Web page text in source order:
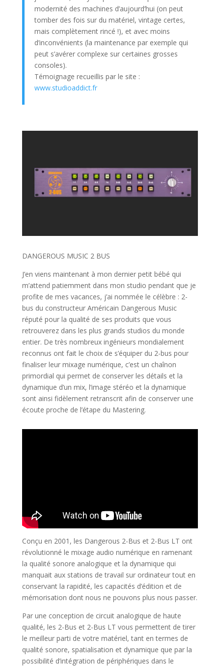
modernité des machines d’aujourd’hui (on peut
tomber des fois sur du matériel, vintage certes,
mais complètement rincé !), et avec moins
d’inconvénients (la maintenance par exemple qui
peut s’avérer complexe sur certaines grosses
consoles).
Témoignage recueillis par le site :
www.studioaddict.fr
DANGEROUS MUSIC 2 BUS
J’en viens maintenant à mon dernier petit bébé qui
m’attend patiemment dans mon studio pendant que je
profite de mes vacances, j’ai nommée le célèbre : 2-
bus du constructeur Américain Dangerous Music
réputé pour la qualité de ses produits que vous
retrouverez dans les plus grands studios du monde
entier. De très nombreux ingénieurs mondialement
reconnus ont fait le choix de s’équiper du 2-bus pour
finaliser leur mixage numérique, c’est un chaînon
primordial qui permet de conserver les détails et la
dynamique d’un mix, l’image stéréo et la dynamique
sont ainsi fidèlement retranscrit afin de conserver une
écoute proche de l’étape du Mastering.
Conçu en 2001, les Dangerous 2-Bus et 2-Bus LT ont
révolutionné le mixage audio numérique en ramenant
la qualité sonore analogique et la dynamique qui
manquait aux stations de travail sur ordinateur tout en
conservant la rapidité, les capacités d’édition et de
mémorisation dont nous ne pouvons plus nous passer.
Par une conception de circuit analogique de haute
qualité, les 2-Bus et 2-Bus LT vous permettent de tirer
le meilleur parti de votre matériel, tant en termes de
qualité sonore, spatialisation et dynamique que par la
possibilité d’intégration de périphériques dans le